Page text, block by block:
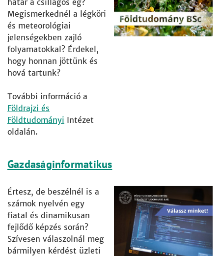
határ a csillagos ég?
Megismerkednél a légköri
és meteorológiai
jelenségekben zajló
folyamatokkal? Érdekel,
hogy honnan jöttünk és
hová tartunk?
További információ a
Földrajzi és
Földtudományi Intézet
oldalán.
Gazdaságinformatikus
Értesz, de beszélnél is a
számok nyelvén egy
fiatal és dinamikusan
fejlődő képzés során?
Szívesen válaszolnál meg
bármilyen kérdést üzleti